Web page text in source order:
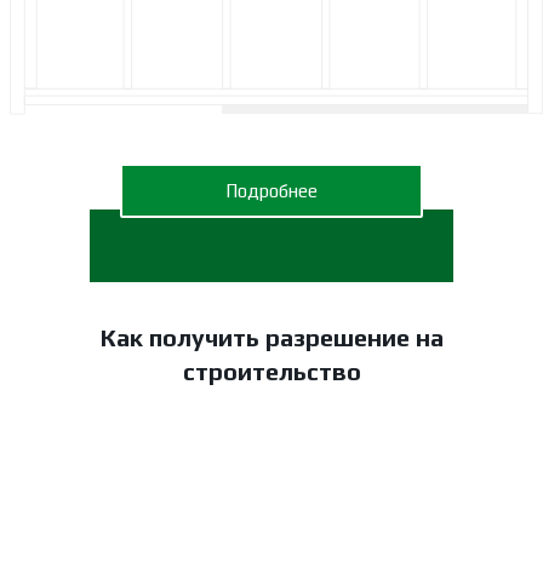
Подробнее
Как получить разрешение на
строительство